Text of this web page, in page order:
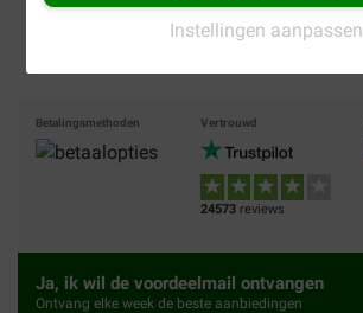
Instellingen aanpassen
Gratis bezorging vanaf €
Betalingsmethoden Vertrouwd
24573 reviews
Ja, ik wil de voordeelmail ontvangen
Ontvang elke week de beste aanbiedingen